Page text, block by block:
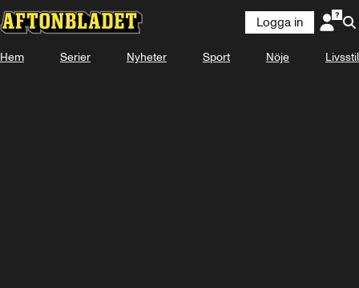
Logga in
Hem Serier Nyheter Sport Nöje Livsstil